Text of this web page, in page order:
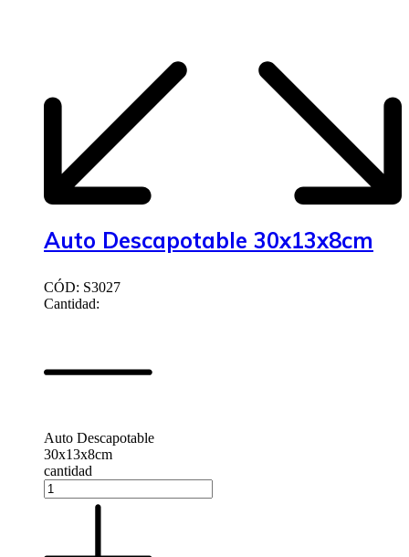
Auto Descapotable 30x13x8cm
CÓD: S3027
Cantidad:
Auto Descapotable
30x13x8cm
cantidad